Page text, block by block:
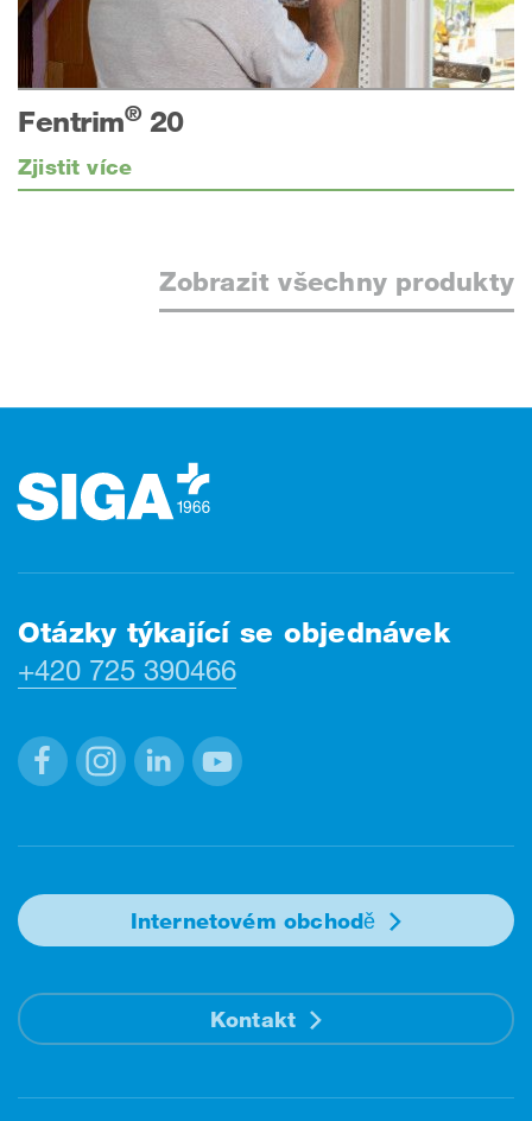
Fentrim®20
Zjistit více
Zobrazit všechny produkty
Otázky týkající se objednávek
+420 725 390466
Internetovém obchodě
Kontakt